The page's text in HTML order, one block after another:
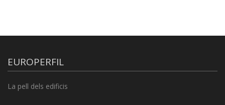
EUROPERFIL
La pell dels edificis